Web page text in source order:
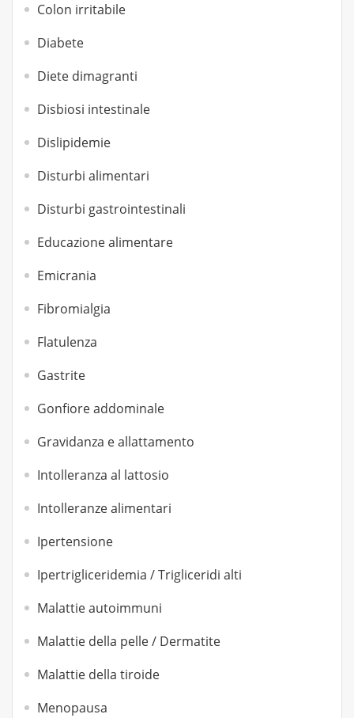
Colon irritabile
Diabete
Diete dimagranti
Disbiosi intestinale
Dislipidemie
Disturbi alimentari
Disturbi gastrointestinali
Educazione alimentare
Emicrania
Fibromialgia
Flatulenza
Gastrite
Gonfiore addominale
Gravidanza e allattamento
Intolleranza al lattosio
Intolleranze alimentari
Ipertensione
Ipertrigliceridemia / Trigliceridi alti
Malattie autoimmuni
Malattie della pelle / Dermatite
Malattie della tiroide
Menopausa